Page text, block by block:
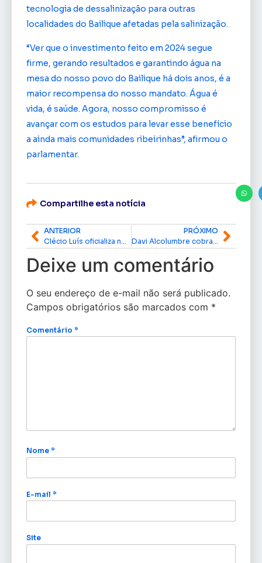
tecnologia de dessalinização para outras
localidades do Bailique afetadas pela salinização.
“Ver que o investimento feito em 2024 segue
firme, gerando resultados e garantindo água na
mesa do nosso povo do Bailique há dois anos, é a
maior recompensa do nosso mandato. Água é
vida, é saúde. Agora, nosso compromisso é
avançar com os estudos para levar esse benefício
a ainda mais comunidades ribeirinhas”, afirmou o
parlamentar.
Compartilhe esta notícia
ANTERIOR
PRÓXIMO
Deixe um comentário
O seu endereço de e-mail não será publicado.
Campos obrigatórios são marcados com *
Comentário *
Nome *
E-mail *
Site